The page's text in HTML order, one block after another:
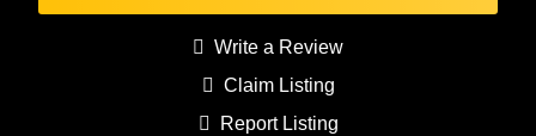
Write a Review
Claim Listing
Report Listing